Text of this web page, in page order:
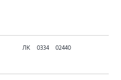
ЛК 0334 02440